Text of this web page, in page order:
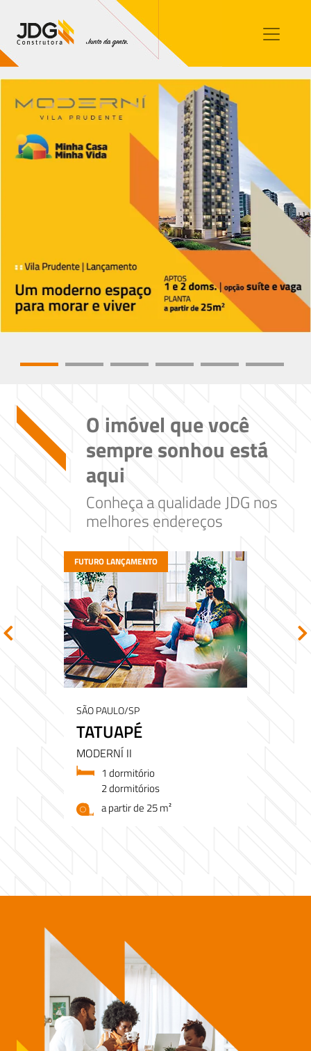
Contato
Sobre nós
Blog
O imóvel que você
sempre sonhou está
aqui
Conheça a qualidade JDG nos
melhores endereços
SÃO PAULO/SP
TATUAPÉ
MODERNÍ II
1 dormitório
2 dormitórios
a partir de 25 m²
FUTURO LANÇAMENTO